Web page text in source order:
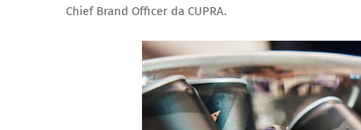
Chief Brand Officer da CUPRA.